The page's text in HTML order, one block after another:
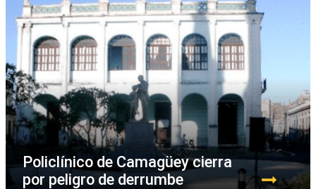
Policlínico de Camagüey cierra
por peligro de derrumbe